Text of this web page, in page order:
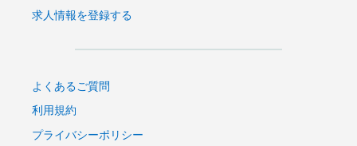
求人情報を登録する
よくあるご質問
利用規約
プライバシーポリシー